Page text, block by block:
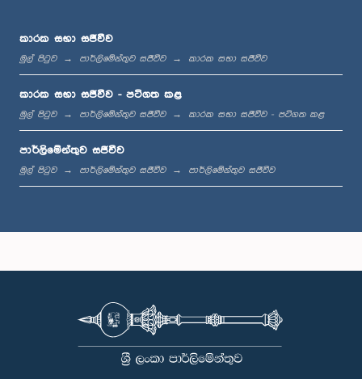
ප.ව. 2:01 - ප.ව. 2:13
ප.ව. 2:13 - ප.ව. 2:21
ප.ව. 2:27 - ප.ව. 2:35
කාරක සභා සජීවීව
මුල් පිටුව පාර්ලිමේන්තුව සජීවීව කාරක සභා සජීවීව
කාරක සභා සජීවීව - පටිගත කළ
මුල් පිටුව පාර්ලිමේන්තුව සජීවීව කාරක සභා සජීවීව - පටිගත කළ
පාර්ලිමේන්තුව සජීවීව
මුල් පිටුව පාර්ලිමේන්තුව සජීවීව පාර්ලිමේන්තුව සජීවීව